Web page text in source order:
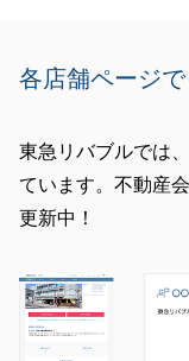
各店舗ページ
東急リバブルでは
ています。不動産
更新中！